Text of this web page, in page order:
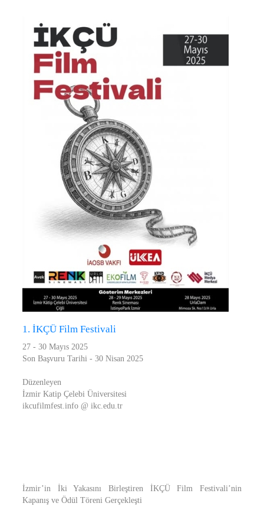
1. İKÇÜ Film Festivali
27 - 30 Mayıs 2025
Son Başvuru Tarihi - 30 Nisan 2025
Düzenleyen
İzmir Katip Çelebi Üniversitesi
ikcufilmfest.info @ ikc.edu.tr
İzmir’in İki Yakasını Birleştiren İKÇÜ Film Festivali’nin
Kapanış ve Ödül Töreni Gerçekleşti